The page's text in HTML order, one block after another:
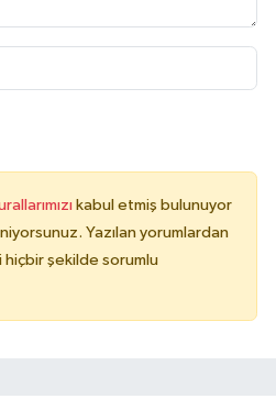
kabul etmiş bulunuyor
Yazılan yorumlardan
şekilde sorumlu